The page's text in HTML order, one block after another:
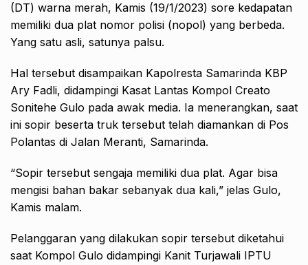
(DT) warna merah, Kamis (19/1/2023) sore kedapatan
memiliki dua plat nomor polisi (nopol) yang berbeda.
Yang satu asli, satunya palsu.
Hal tersebut disampaikan Kapolresta Samarinda KBP
Ary Fadli, didampingi Kasat Lantas Kompol Creato
Sonitehe Gulo pada awak media. Ia menerangkan, saat
ini sopir beserta truk tersebut telah diamankan di Pos
Polantas di Jalan Meranti, Samarinda.
“Sopir tersebut sengaja memiliki dua plat. Agar bisa
mengisi bahan bakar sebanyak dua kali,” jelas Gulo,
Kamis malam.
Pelanggaran yang dilakukan sopir tersebut diketahui
saat Kompol Gulo didampingi Kanit Turjawali IPTU